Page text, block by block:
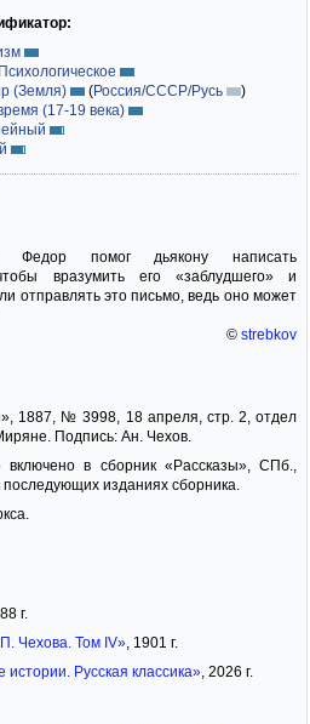
Психологическое
(Земля) (Россия/СССР/Русь
)
(17-19 века)
Федор помог дьякону написать
вразумить его «заблудшего» и
отправлять это письмо, ведь оно может
© strebkov
1887, № 3998, 18 апреля, стр. 2, отдел
Подпись: Ан. Чехов.
в сборник «Рассказы», СПб.,
изданиях сборника.
г.
Чехова. Том IV», 1901 г.
Русская классика», 2026 г.